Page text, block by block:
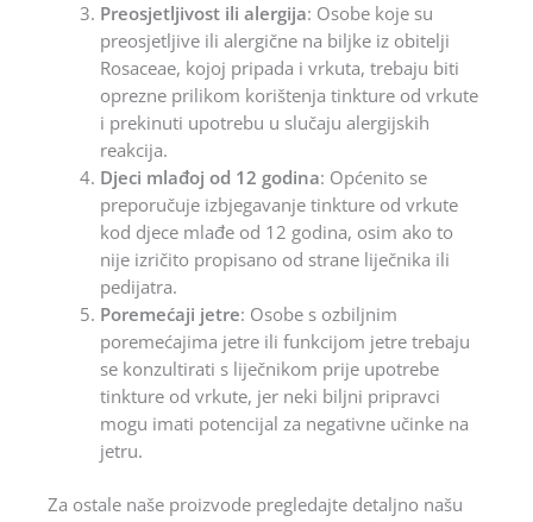
Preosjetljivost ili alergija: Osobe koje su
preosjetljive ili alergične na biljke iz obitelji
Rosaceae, kojoj pripada i vrkuta, trebaju biti
oprezne prilikom korištenja tinkture od vrkute
i prekinuti upotrebu u slučaju alergijskih
reakcija.
Djeci mlađoj od 12 godina: Općenito se
preporučuje izbjegavanje tinkture od vrkute
kod djece mlađe od 12 godina, osim ako to
nije izričito propisano od strane liječnika ili
pedijatra.
Poremećaji jetre: Osobe s ozbiljnim
poremećajima jetre ili funkcijom jetre trebaju
se konzultirati s liječnikom prije upotrebe
tinkture od vrkute, jer neki biljni pripravci
mogu imati potencijal za negativne učinke na
jetru.
Za ostale naše proizvode pregledajte detaljno našu